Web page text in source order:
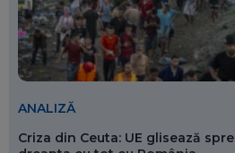
ANALIZĂ
Criza din Ceuta: UE glisează spre